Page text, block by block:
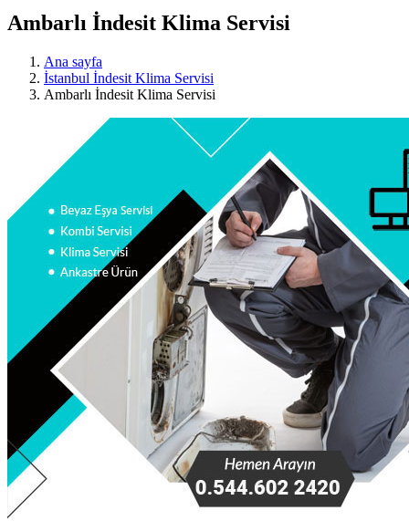
Ambarlı İndesit Klima Servisi
Ana sayfa
İstanbul İndesit Klima Servisi
Ambarlı İndesit Klima Servisi